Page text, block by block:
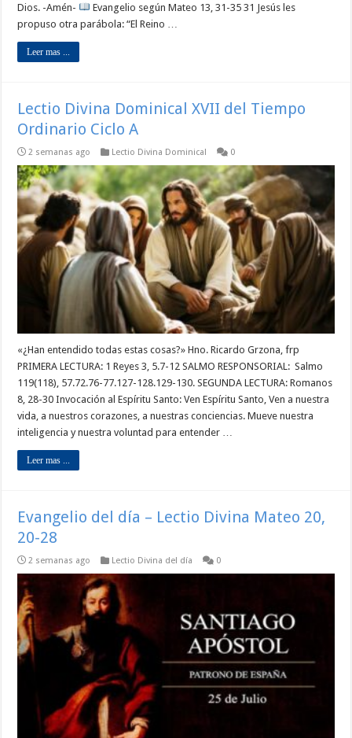
Dios. -Amén-
Evangelio según Mateo 13, 31-35 31 Jesús les
propuso otra parábola: “El Reino …
Leer mas ...
Lectio Divina Dominical XVII del Tiempo
Ordinario Ciclo A
2 semanas ago Lectio Divina Dominical 0
«¿Han entendido todas estas cosas?» Hno. Ricardo Grzona, frp
PRIMERA LECTURA: 1 Reyes 3, 5.7-12 SALMO RESPONSORIAL: Salmo
119(118), 57.72.76-77.127-128.129-130. SEGUNDA LECTURA: Romanos
8, 28-30 Invocación al Espíritu Santo: Ven Espíritu Santo, Ven a nuestra
vida, a nuestros corazones, a nuestras conciencias. Mueve nuestra
inteligencia y nuestra voluntad para entender …
Leer mas ...
Evangelio del día – Lectio Divina Mateo 20,
20-28
2 semanas ago Lectio Divina del día 0